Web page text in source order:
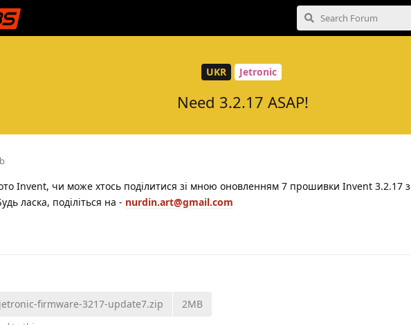
UKR Jetronic
Need 3.2.17 ASAP!
Invent, чи може хтось поділитися зі мною оновленням 7 прошивки Invent 3.2.17 з
ласка, поділіться на - nurdin.art@gmail.com
firmware-3217-update7.zip 2MB